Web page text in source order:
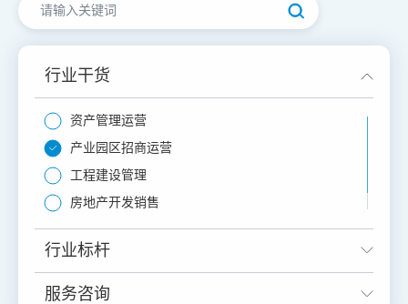
行业干货
资产管理运营
产业园区招商运营
工程建设管理
房地产开发销售
国资监管
行业标杆
服务咨询